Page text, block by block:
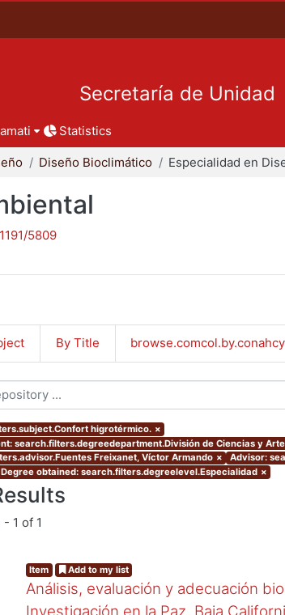
Secretaría de Unidad
Statistics
Diseño Bioclimático
5809
By Title
higrotérmico. ×
search.filters.degreedepartment.División de Ciencias y
Freixanet, Víctor Armando × Advisor:
Degree obtained: search.filters.degreelevel.Especialidad ×
- 1 of 1
Item Add to my list
Análisis, evaluación y adecuación